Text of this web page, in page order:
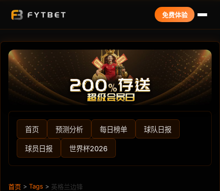
免费体验
首页 预测分析 每日榜单 球队日报
球员日报 世界杯2026
首页 > Tags > 英格兰边锋